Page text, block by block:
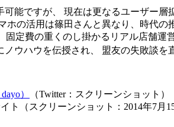
可能ですが、 現在は更なるユーザー
ホの活用は篠田さんと異なり、時代
固定費の重くのし掛かるリアル店舗
ウハウを伝授され、 盟友の失敗談を
）
（Twitter：スクリーンショット）
ト
（スクリーンショット：2014年7月